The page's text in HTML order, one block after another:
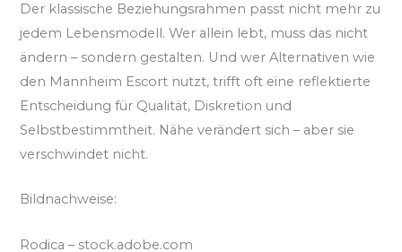
Der klassische Beziehungsrahmen passt nicht mehr zu
jedem Lebensmodell. Wer allein lebt, muss das nicht
ändern – sondern gestalten. Und wer Alternativen wie
den Mannheim Escort nutzt, trifft oft eine reflektierte
Entscheidung für Qualität, Diskretion und
Selbstbestimmtheit. Nähe verändert sich – aber sie
verschwindet nicht.
Bildnachweise:
Rodica – stock.adobe.com